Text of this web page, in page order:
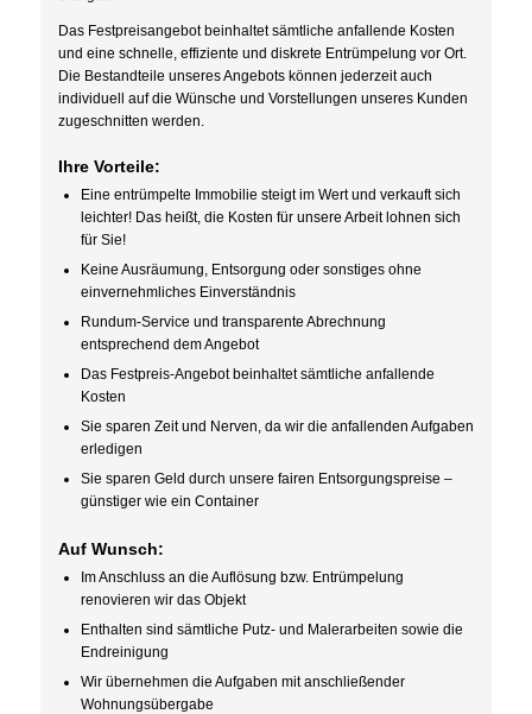
Das Festpreisangebot beinhaltet sämtliche anfallende Kosten
und eine schnelle, effiziente und diskrete Entrümpelung vor Ort.
Die Bestandteile unseres Angebots können jederzeit auch
individuell auf die Wünsche und Vorstellungen unseres Kunden
zugeschnitten werden.
Ihre Vorteile:
Eine entrümpelte Immobilie steigt im Wert und verkauft sich
leichter! Das heißt, die Kosten für unsere Arbeit lohnen sich
für Sie!
Keine Ausräumung, Entsorgung oder sonstiges ohne
einvernehmliches Einverständnis
Rundum-Service und transparente Abrechnung
entsprechend dem Angebot
Das Festpreis-Angebot beinhaltet sämtliche anfallende
Kosten
Sie sparen Zeit und Nerven, da wir die anfallenden Aufgaben
erledigen
Sie sparen Geld durch unsere fairen Entsorgungspreise –
günstiger wie ein Container
Auf Wunsch:
Im Anschluss an die Auflösung bzw. Entrümpelung
renovieren wir das Objekt
Enthalten sind sämtliche Putz- und Malerarbeiten sowie die
Endreinigung
Wir übernehmen die Aufgaben mit anschließender
Wohnungsübergabe